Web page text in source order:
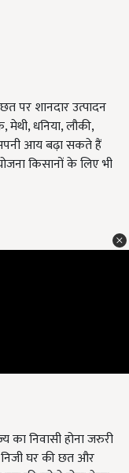
पर शानदार उत्पादन
मेथी, धनिया, लौकी,
आय बढ़ा सकते हैं
किसानों के लिए भी
का निवासी होना जरुरी
घर की छत और